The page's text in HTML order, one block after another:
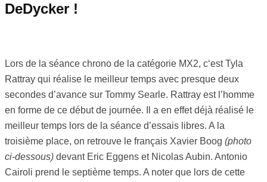
DeDycker !
Lors de la séance chrono de la catégorie MX2, c‘est Tyla
Rattray qui réalise le meilleur temps avec presque deux
secondes d’avance sur Tommy Searle. Rattray est l’homme
en forme de ce début de journée. Il a en effet déjà réalisé le
meilleur temps lors de la séance d’essais libres. A la
troisième place, on retrouve le français Xavier Boog (photo
ci-dessous) devant Eric Eggens et Nicolas Aubin. Antonio
Cairoli prend le septième temps. A noter que lors de cette